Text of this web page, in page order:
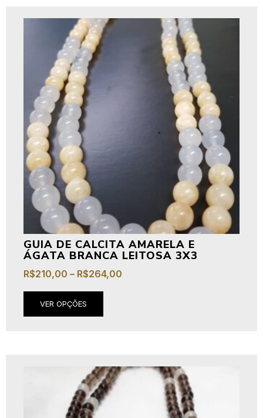
GUIA DE CALCITA AMARELA E
ÁGATA BRANCA LEITOSA 3X3
R$210,00 – R$264,00
VER OPÇÕES